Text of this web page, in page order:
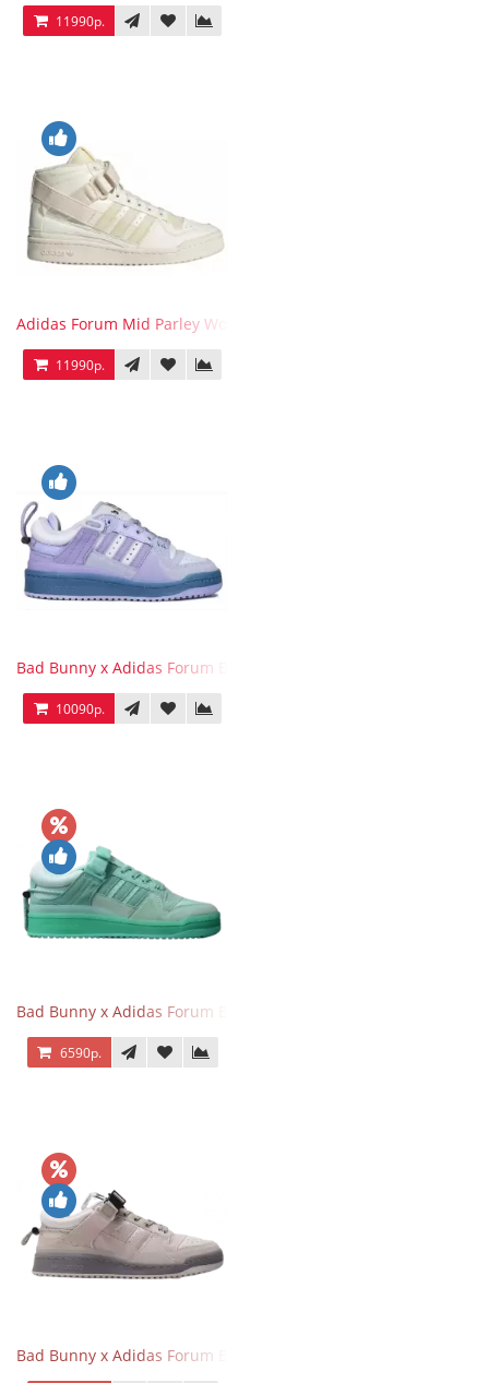
11990р.
Adidas Forum Mid Parley Wonder White
11990р.
Bad Bunny x Adidas Forum Buckle Low Purple Blue
10090р.
Bad Bunny x Adidas Forum Buckle Low Mint Blue
6590р.
Bad Bunny x Adidas Forum Buckle Low Gray